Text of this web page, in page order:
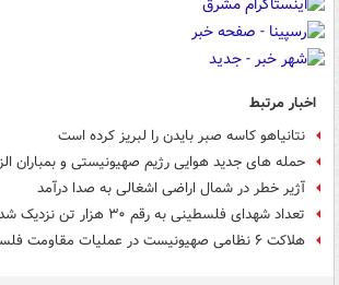
اخبار مرتبط
نتانیاهو کاسه صبر بایدن را لبریز کرده است
حمله های جدید هوایی رژیم صهیونیستی و بمباران
آژیر خطر در شمال اراضی اشغالی به صدا درآمد
تعداد شهدای فلسطینی به رقم ۳۰ هزار تن نزدیک شد
هلاکت ۶ نظامی صهیونیست در عملیات مقاومت فلسطین در خان یونس